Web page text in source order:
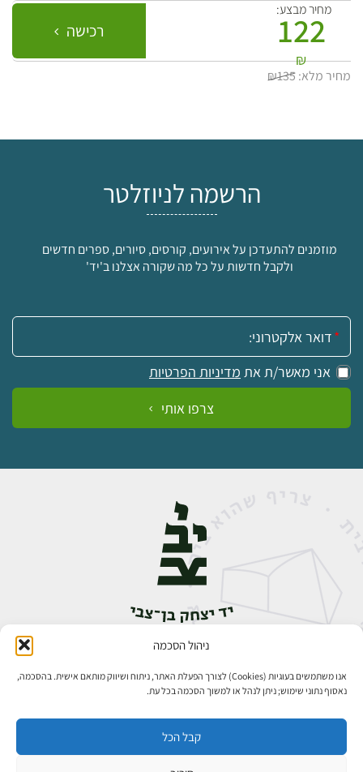
ניהול הסכמה
אנו משתמשים בעוגיות (Cookies) לצורך הפעלת האתר, ניתוח ושיווק מותאם אישית. בהסכמה,
נאסוף נתוני שימוש; ניתן לנהל או למשוך הסכמה בכל עת.
קבל הכל
מחיר מבצע:
122
₪
רכישה
מחיר מלא:₪135
הרשמה לניוזלטר
מוזמנים להתעדכן על אירועים, קורסים, סיורים, ספרים חדשים
ולקבל חדשות על כל מה שקורה אצלנו ב'יד'
אימייל:
אני מאשר/ת את מדיניות הפרטיות
צרפו אותי
אבן גבירול 14, רחביה, ירושלים